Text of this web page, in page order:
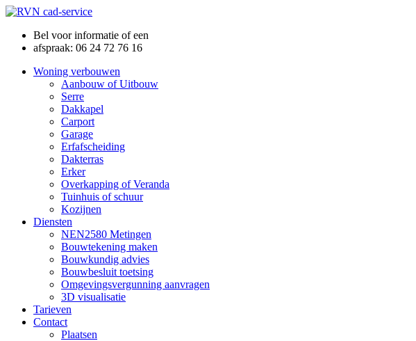
Bel voor informatie of een
afspraak: 06 24 72 76 16
Woning verbouwen
Aanbouw of Uitbouw
Serre
Dakkapel
Carport
Garage
Erfafscheiding
Dakterras
Erker
Overkapping of Veranda
Tuinhuis of schuur
Kozijnen
Diensten
NEN2580 Metingen
Bouwtekening maken
Bouwkundig advies
Bouwbesluit toetsing
Omgevingsvergunning aanvragen
3D visualisatie
Tarieven
Contact
Plaatsen